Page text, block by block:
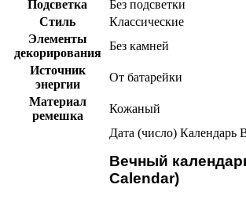
Подсветка
Без подсветки
Стиль
Классические
Элементы
декорирования
Без камней
Источник
энергии
От батарейки
Материал
ремешка
Кожаный
Дата (число) Календарь
Вечный
Calendar)